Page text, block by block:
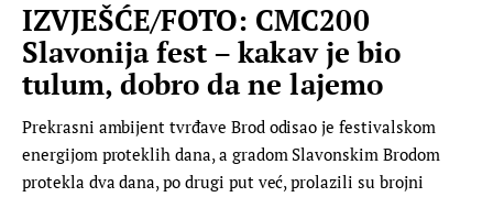
IZVJEŠĆE/FOTO: CMC200
Slavonija fest – kakav je bio
tulum, dobro da ne lajemo
Prekrasni ambijent tvrđave Brod odisao je festivalskom
energijom proteklih dana, a gradom Slavonskim Brodom
protekla dva dana, po drugi put već, prolazili su brojni